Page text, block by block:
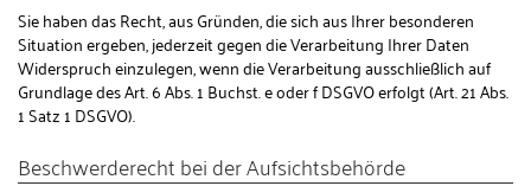
Sie haben das Recht, aus Gründen, die sich aus Ihrer besonderen
Situation ergeben, jederzeit gegen die Verarbeitung Ihrer Daten
Widerspruch einzulegen, wenn die Verarbeitung ausschließlich auf
Grundlage des Art. 6 Abs. 1 Buchst. e oder f DSGVO erfolgt (Art. 21 Abs.
1 Satz 1 DSGVO).
Beschwerderecht bei der Aufsichtsbehörde